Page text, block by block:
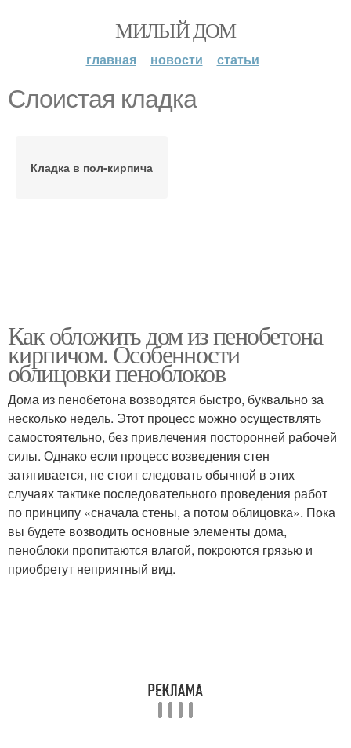
МИЛЫЙ ДОМ
главная новости статьи
Слоистая кладка
Кладка в пол-кирпича
Как обложить дом из пенобетона
кирпичом. Особенности
облицовки пеноблоков
Дома из пенобетона возводятся быстро, буквально за
несколько недель. Этот процесс можно осуществлять
самостоятельно, без привлечения посторонней рабочей
силы. Однако если процесс возведения стен
затягивается, не стоит следовать обычной в этих
случаях тактике последовательного проведения работ
по принципу «сначала стены, а потом облицовка». Пока
вы будете возводить основные элементы дома,
пеноблоки пропитаются влагой, покроются грязью и
приобретут неприятный вид.